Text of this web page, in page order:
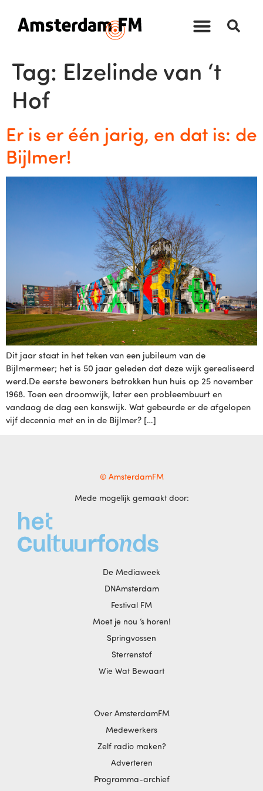
Tag: Elzelinde van ‘t
Hof
Er is er één jarig, en dat is: de
Bijlmer!
Dit jaar staat in het teken van een jubileum van de
Bijlmermeer; het is 50 jaar geleden dat deze wijk gerealiseerd
werd.De eerste bewoners betrokken hun huis op 25 november
1968. Toen een droomwijk, later een probleembuurt en
vandaag de dag een kanswijk. Wat gebeurde er de afgelopen
vijf decennia met en in de Bijlmer? […]
© AmsterdamFM
Mede mogelijk gemaakt door:
De Mediaweek
DNAmsterdam
Festival FM
Moet je nou ‘s horen!
Springvossen
Sterrenstof
Wie Wat Bewaart
Over AmsterdamFM
Medewerkers
Zelf radio maken?
Adverteren
Programma-archief